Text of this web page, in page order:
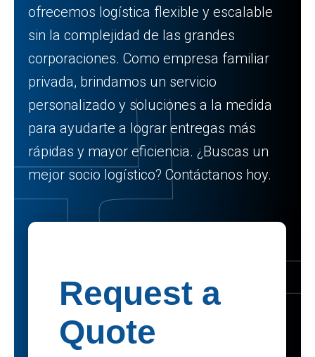
ofrecemos logística flexible y escalable
sin la complejidad de las grandes
corporaciones. Como empresa familiar
privada, brindamos un servicio
personalizado y soluciones a la medida
para ayudarte a lograr entregas más
rápidas y mayor eficiencia. ¿Buscas un
mejor socio logístico? Contáctanos hoy.